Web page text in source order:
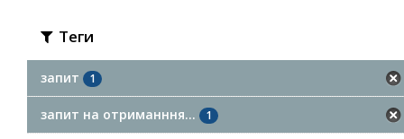
Теги
запит 1
запит на отриманння... 1